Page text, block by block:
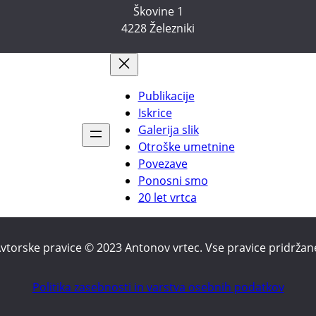
Škovine 1
4228 Železniki
Publikacije
Iskrice
Galerija slik
Otroške umetnine
Povezave
Ponosni smo
20 let vrtca
pravice © 2023 Antonov vrtec. Vse pravice
Politika zasebnosti in varstva osebnih podatkov